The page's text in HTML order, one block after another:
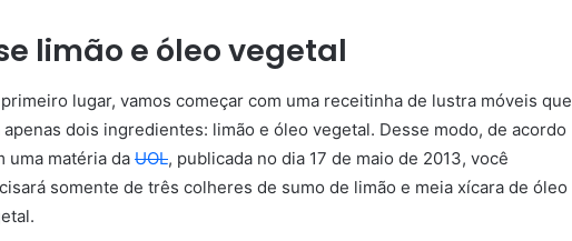
limão e óleo vegetal
primeiro lugar, vamos começar com uma receitinha de lustra móveis que
apenas dois ingredientes: limão e óleo vegetal. Desse modo, de acordo
uma matéria da UOL, publicada no dia 17 de maio de 2013, você
somente de três colheres de sumo de limão e meia xícara de óleo